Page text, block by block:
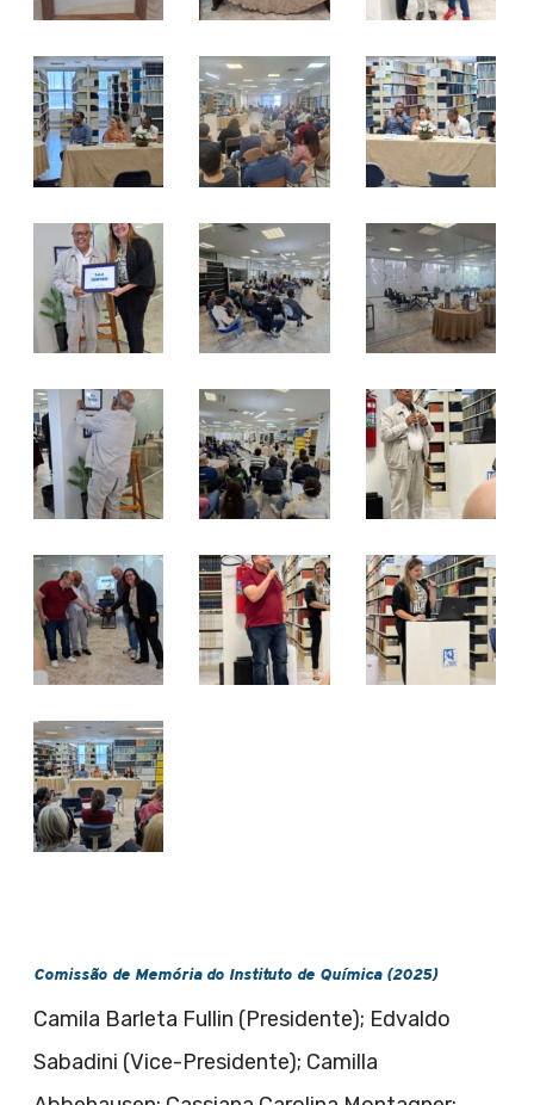
Comissão de Memória do Instituto de Química (2025)
Camila Barleta Fullin (Presidente); Edvaldo
Sabadini (Vice-Presidente); Camilla